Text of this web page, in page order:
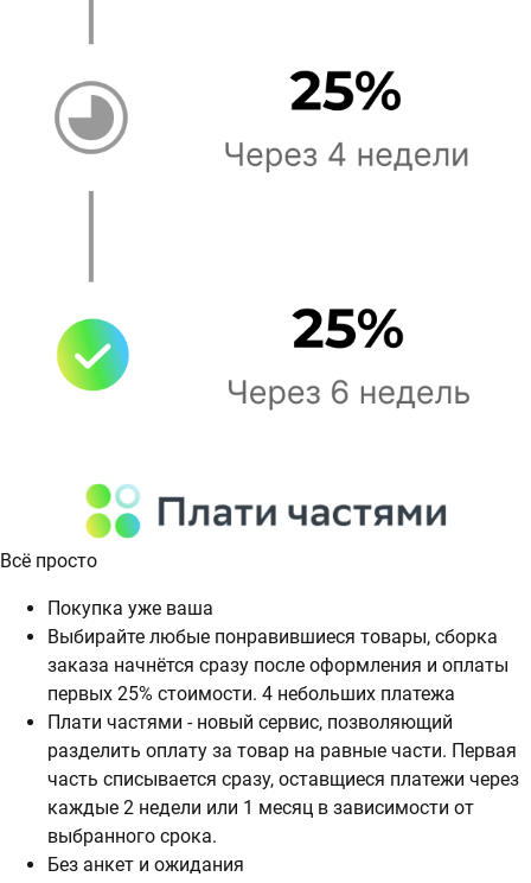
Всё просто
Покупка уже ваша
Выбирайте любые понравившиеся товары, сборка
заказа начнётся сразу после оформления и оплаты
первых 25% стоимости. 4 небольших платежа
Плати частями - новый сервис, позволяющий
разделить оплату за товар на равные части. Первая
часть списывается сразу, оставщиеся платежи через
каждые 2 недели или 1 месяц в зависимости от
выбранного срока.
Без анкет и ожидания